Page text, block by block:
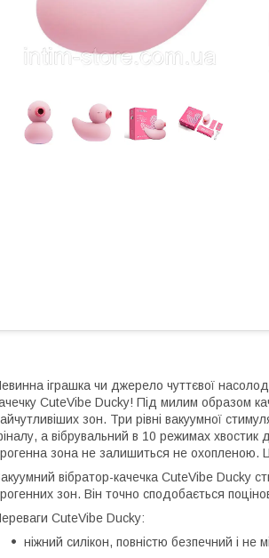
іграшка чи джерело чуттєвої
CuteVibe Ducky! Під милим образом
зон. Три рівні вакуумної
а вібрувальний в 10 режимах хвостик
зона не залишиться не охопленою.
вібратор-качечка CuteVibe Ducky
зон. Він точно сподобається
CuteVibe Ducky:
ніжний силікон, повністю безпечний і не